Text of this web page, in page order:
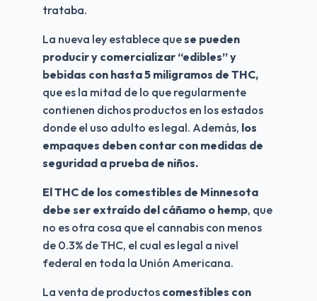
trataba.
La nueva ley establece que se pueden
producir y comercializar “edibles” y
bebidas con hasta 5 miligramos de THC,
que es la mitad de lo que regularmente
contienen dichos productos en los estados
donde el uso adulto es legal. Además, los
empaques deben contar con medidas de
seguridad a prueba de niños.
El THC de los comestibles de Minnesota
debe ser extraído del cáñamo o hemp, que
no es otra cosa que el cannabis con menos
de 0.3% de THC, el cual es legal a nivel
federal en toda la Unión Americana.
La venta de productos comestibles con